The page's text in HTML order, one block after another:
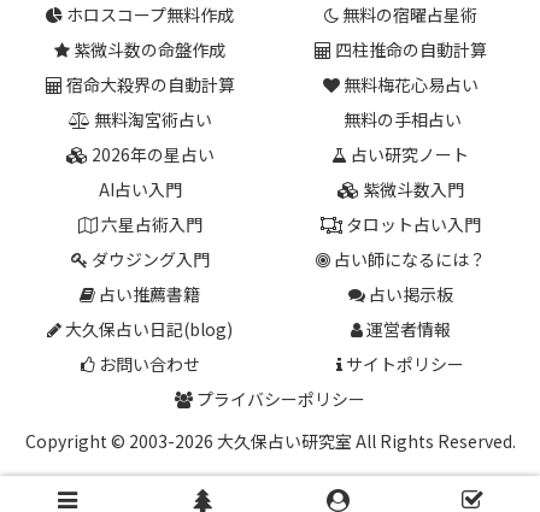
ホロスコープ無料作成
無料の宿曜占星術
紫微斗数の命盤作成
四柱推命の自動計算
宿命大殺界の自動計算
無料梅花心易占い
無料淘宮術占い
無料の手相占い
2026年の星占い
占い研究ノート
AI占い入門
紫微斗数入門
六星占術入門
タロット占い入門
ダウジング入門
占い師になるには？
占い推薦書籍
占い掲示板
大久保占い日記(blog)
運営者情報
お問い合わせ
サイトポリシー
プライバシーポリシー
Copyright © 2003-2026 大久保占い研究室 All Rights Reserved.